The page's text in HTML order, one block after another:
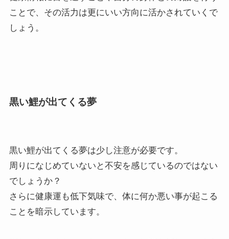
ことで、その活力は更にいい方向に活かされていくで
しょう。
黒い鯉が出てくる夢
黒い鯉が出てくる夢は少し注意が必要です。
周りになじめていないと不安を感じているのではない
でしょうか？
さらに健康運も低下気味で、体に何か悪い事が起こる
ことを暗示しています。